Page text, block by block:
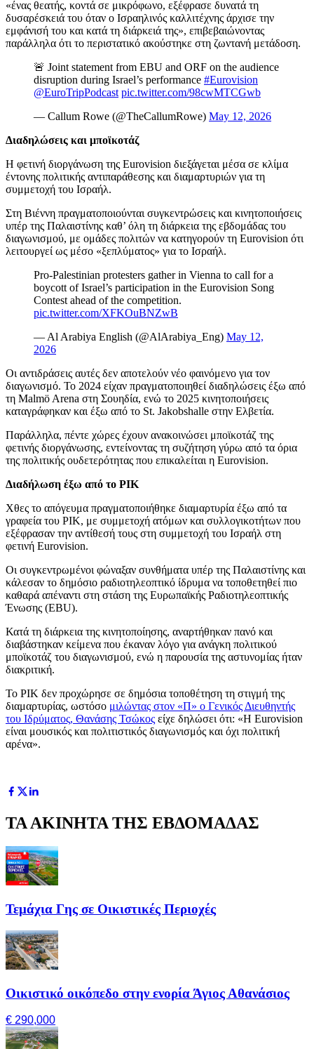
«ένας θεατής, κοντά σε μικρόφωνο, εξέφρασε δυνατά τη
δυσαρέσκειά του όταν ο Ισραηλινός καλλιτέχνης άρχισε την
εμφάνισή του και κατά τη διάρκειά της», επιβεβαιώνοντας
παράλληλα ότι το περιστατικό ακούστηκε στη ζωντανή μετάδοση.
🚨 Joint statement from EBU and ORF on the audience
disruption during Israel’s performance #Eurovision
@EuroTripPodcast pic.twitter.com/98cwMTCGwb
— Callum Rowe (@TheCallumRowe) May 12, 2026
Διαδηλώσεις και μποϊκοτάζ
Η φετινή διοργάνωση της Eurovision διεξάγεται μέσα σε κλίμα
έντονης πολιτικής αντιπαράθεσης και διαμαρτυριών για τη
συμμετοχή του Ισραήλ.
Στη Βιέννη πραγματοποιούνται συγκεντρώσεις και κινητοποιήσεις
υπέρ της Παλαιστίνης καθ’ όλη τη διάρκεια της εβδομάδας του
διαγωνισμού, με ομάδες πολιτών να κατηγορούν τη Eurovision ότι
λειτουργεί ως μέσο «ξεπλύματος» για το Ισραήλ.
Pro-Palestinian protesters gather in Vienna to call for a
boycott of Israel’s participation in the Eurovision Song
Contest ahead of the competition.
pic.twitter.com/XFKOuBNZwB
— Al Arabiya English (@AlArabiya_Eng) May 12,
2026
Οι αντιδράσεις αυτές δεν αποτελούν νέο φαινόμενο για τον
διαγωνισμό. Το 2024 είχαν πραγματοποιηθεί διαδηλώσεις έξω από
τη Malmö Arena στη Σουηδία, ενώ το 2025 κινητοποιήσεις
καταγράφηκαν και έξω από το St. Jakobshalle στην Ελβετία.
Παράλληλα, πέντε χώρες έχουν ανακοινώσει μποϊκοτάζ της
φετινής διοργάνωσης, εντείνοντας τη συζήτηση γύρω από τα όρια
της πολιτικής ουδετερότητας που επικαλείται η Eurovision.
Διαδήλωση έξω από το ΡΙΚ
Χθες το απόγευμα πραγματοποιήθηκε διαμαρτυρία έξω από τα
γραφεία του ΡΙΚ, με συμμετοχή ατόμων και συλλογικοτήτων που
εξέφρασαν την αντίθεσή τους στη συμμετοχή του Ισραήλ στη
φετινή Eurovision.
Οι συγκεντρωμένοι φώναξαν συνθήματα υπέρ της Παλαιστίνης και
κάλεσαν το δημόσιο ραδιοτηλεοπτικό ίδρυμα να τοποθετηθεί πιο
καθαρά απέναντι στη στάση της Ευρωπαϊκής Ραδιοτηλεοπτικής
Ένωσης (EBU).
Κατά τη διάρκεια της κινητοποίησης, αναρτήθηκαν πανό και
διαβάστηκαν κείμενα που έκαναν λόγο για ανάγκη πολιτικού
μποϊκοτάζ του διαγωνισμού, ενώ η παρουσία της αστυνομίας ήταν
διακριτική.
Το ΡΙΚ δεν προχώρησε σε δημόσια τοποθέτηση τη στιγμή της
διαμαρτυρίας, ωστόσο μιλώντας στον «Π» ο Γενικός Διευθηντής
του Ιδρύματος, Θανάσης Τσώκος είχε δηλώσει ότι: «Η Eurovision
είναι μουσικός και πολιτιστικός διαγωνισμός και όχι πολιτική
αρένα».
ΤΑ ΑΚΙΝΗΤΑ ΤΗΣ ΕΒΔΟΜΑΔΑΣ
Τεμάχια Γης σε Οικιστικές Περιοχές
Οικιστικό οικόπεδο στην ενορία Άγιος Αθανάσιος
€ 290,000